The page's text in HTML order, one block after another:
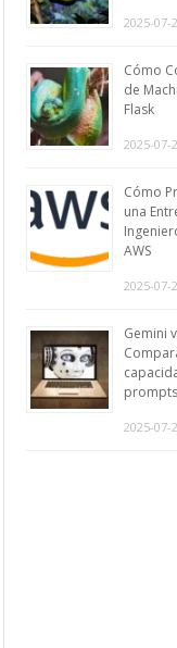
2025-07-
Cómo
de
Flask
2025-07-
Cómo
una
AWS
2025-07-
Gemini
prompts
2025-07-